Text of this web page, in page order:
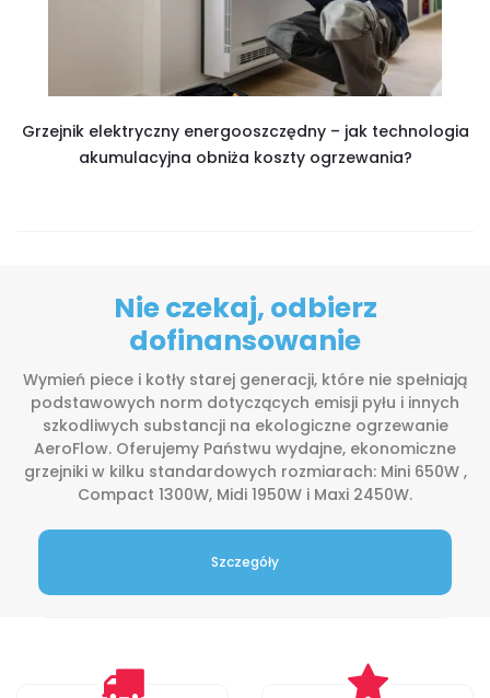
Grzejnik elektryczny energooszczędny – jak technologia
akumulacyjna obniża koszty ogrzewania?
Nie czekaj, odbierz
dofinansowanie
Wymień piece i kotły starej generacji, które nie spełniają
podstawowych norm dotyczących emisji pyłu i innych
szkodliwych substancji na ekologiczne ogrzewanie
AeroFlow. Oferujemy Państwu wydajne, ekonomiczne
grzejniki w kilku standardowych rozmiarach: Mini 650W ,
Compact 1300W, Midi 1950W i Maxi 2450W.
Szczegóły